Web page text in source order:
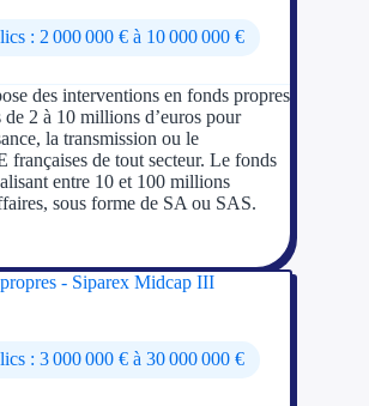
: 2 000 000 € à 10 000 000 €
des interventions en fonds propres
2 à 10 millions d’euros pour
la transmission ou le
françaises de tout secteur. Le fonds
entre 10 et 100 millions
sous forme de SA ou SAS.
- Siparex Midcap III
: 3 000 000 € à 30 000 000 €